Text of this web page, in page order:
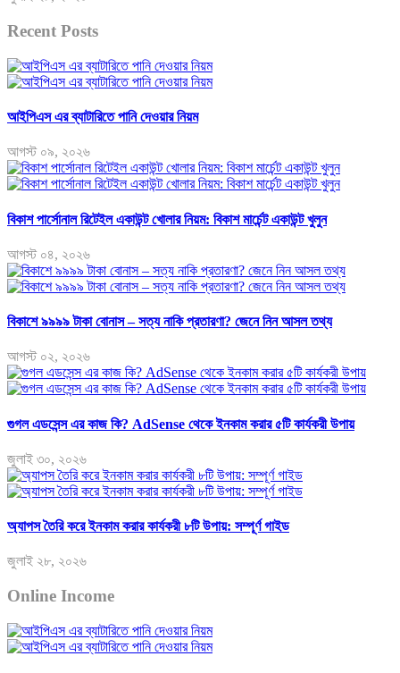
Recent Posts
আইপিএস এর ব্যাটারিতে পানি দেওয়ার নিয়ম
আগস্ট ০৯, ২০২৬
বিকাশ পার্সোনাল রিটেইল একাউন্ট খোলার নিয়ম: বিকাশ মার্চেন্ট একাউন্ট খুলুন
আগস্ট ০৪, ২০২৬
বিকাশে ৯৯৯৯ টাকা বোনাস – সত্য নাকি প্রতারণা? জেনে নিন আসল তথ্য
আগস্ট ০২, ২০২৬
গুগল এডসেন্স এর কাজ কি? AdSense থেকে ইনকাম করার ৫টি কার্যকরী উপায়
জুলাই ৩০, ২০২৬
অ্যাপস তৈরি করে ইনকাম করার কার্যকরী ৮টি উপায়: সম্পূর্ণ গাইড
জুলাই ২৮, ২০২৬
Online Income